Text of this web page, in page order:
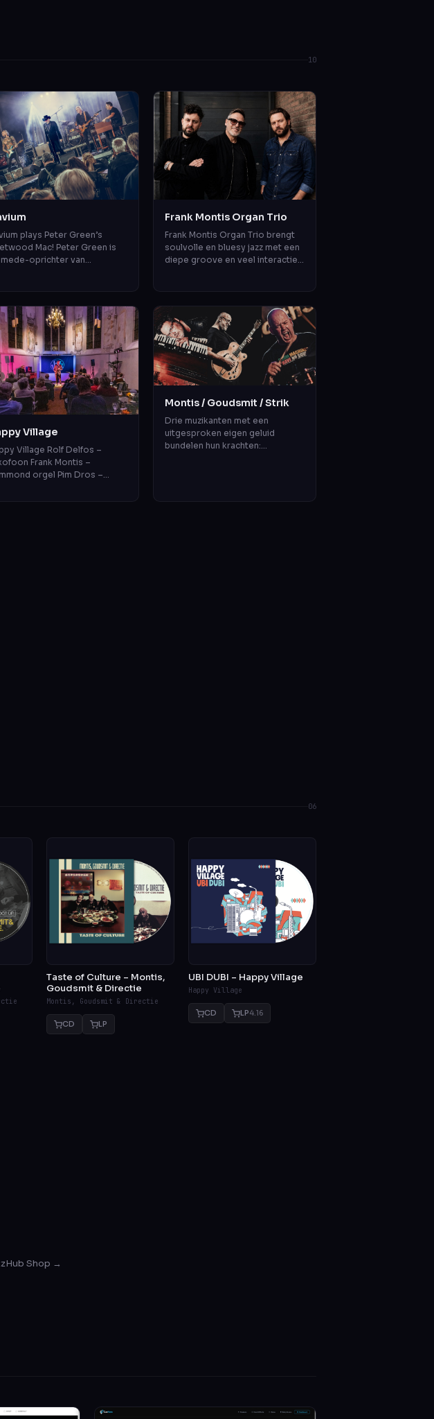
10
plays Peter Green’s
Mac! Peter Green is
oprichter van
Frank Montis Organ Trio
Frank Montis Organ Trio brengt
soulvolle en bluesy jazz met een
diepe groove en veel interactie.
Village
Village Rolf Delfos –
Frank Montis –
orgel Pim Dros –
Montis / Goudsmit / Strik
Drie muzikanten met een
uitgesproken eigen geluid
bundelen hun krachten:
06
Taste of Culture – Montis,
Goudsmit & Directie
Montis, Goudsmit & Directie
CD LP
UBI DUBI – Happy Village
Happy Village
CD LP4.16
Shop →